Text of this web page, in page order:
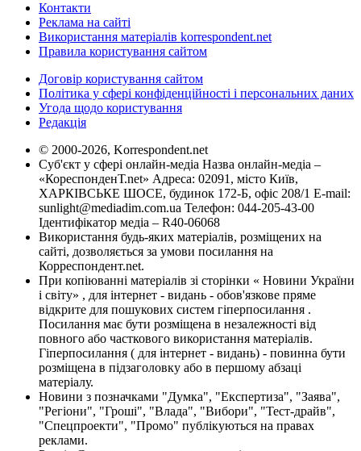
Контакти
Реклама на сайті
Використання матеріалів korrespondent.net
Правила користування сайтом
Договір користування сайтом
Політика у сфері конфіденційності і персональних даних
Угода щодо користування
Редакція
© 2000-2026, Korrespondent.net
Суб'єкт у сфері онлайн-медіа Назва онлайн-медіа –
«КореспонденТ.net» Адреса: 02091, місто Київ,
ХАРКІВСЬКЕ ШОСЕ, будинок 172-Б, офіс 208/1 E-mail:
sunlight@mediadim.com.ua Телефон: 044-205-43-00
Ідентифікатор медіа – R40-06068
Використання будь-яких матеріалів, розміщених на
сайті, дозволяється за умови посилання на
Корреспондент.net.
При копіюванні матеріалів зі сторінки « Новини України
і світу» , для інтернет - видань - обов'язкове пряме
відкрите для пошукових систем гіперпосилання .
Посилання має бути розміщена в незалежності від
повного або часткового використання матеріалів.
Гіперпосилання ( для інтернет - видань) - повинна бути
розміщена в підзаголовку або в першому абзаці
матеріалу.
Новини з позначками "Думка", "Експертиза", "Заява",
"Регіони", "Гроші", "Влада", "Вибори", "Тест-драйв",
"Спецпроекти", "Промо" публікуються на правах
реклами.